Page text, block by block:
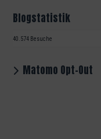
Blogstatistik
40.574 Besuche
Matomo Opt-Out